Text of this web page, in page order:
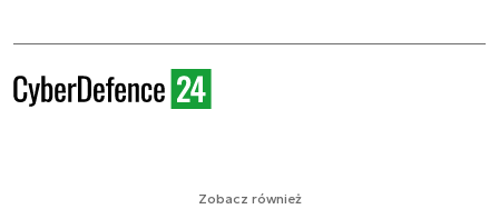
Zobacz również